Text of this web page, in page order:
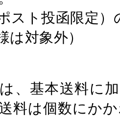
スト投函限定
は対象外）
、基本送料に
料は個数にか